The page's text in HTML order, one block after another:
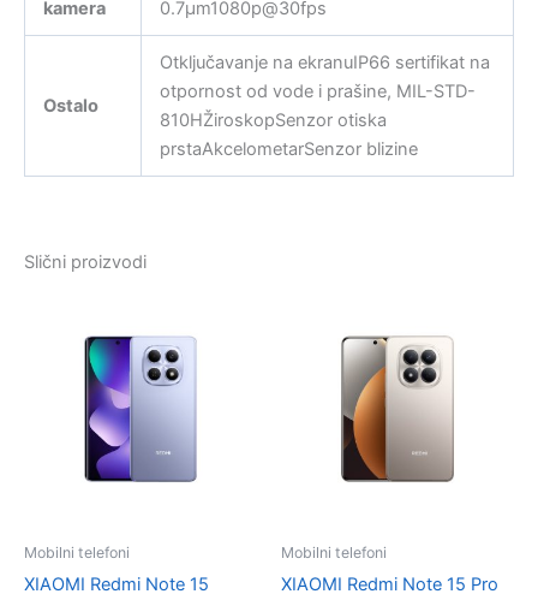
kamera
0.7µm1080p@30fps
Ostalo
Otključavanje na ekranuIP66 sertifikat na
otpornost od vode i prašine, MIL-STD-
810HŽiroskopSenzor otiska
prstaAkcelometarSenzor blizine
Slični proizvodi
Mobilni telefoni
XIAOMI Redmi Note 15
Mobilni telefoni
XIAOMI Redmi Note 15 Pro